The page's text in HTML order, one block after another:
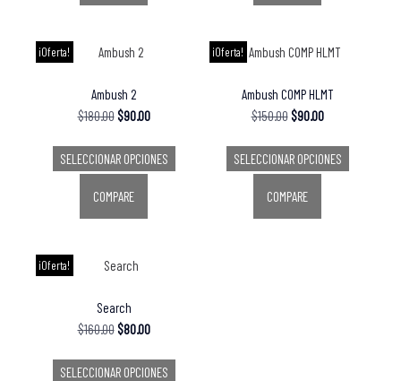
¡Oferta!
Ambush 2
$180.00$90.00
SELECCIONAR OPCIONES
COMPARE
¡Oferta!
Ambush COMP HLMT
$150.00$90.00
SELECCIONAR OPCIONES
COMPARE
¡Oferta!
Search
$160.00$80.00
SELECCIONAR OPCIONES